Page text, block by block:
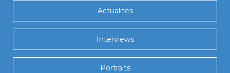
Actualités
Interviews
Portraits